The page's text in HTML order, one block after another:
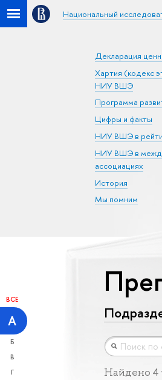
Национальный
Декларация
Хартия (кодекс
НИУ ВШЭ
Программа
Цифры и факты
НИУ ВШЭ в
НИУ ВШЭ в
ассоциациях
История
Мы помним
ВСЕ
А
Б
В
Г
Найдено 4